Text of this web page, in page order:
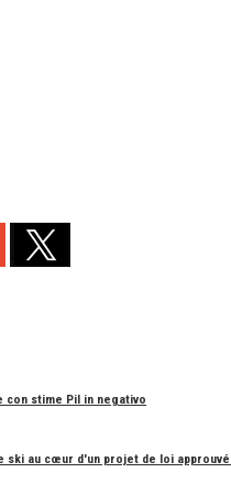
con stime Pil in negativo
ski au cœur d'un projet de loi approuvé